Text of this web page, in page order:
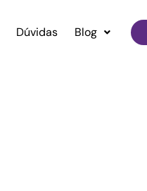
Dúvidas Blog